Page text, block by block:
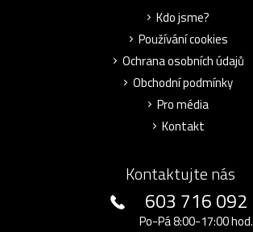
Kdo jsme?
Používání cookies
Ochrana osobních údajů
Obchodní podmínky
Pro média
Kontakt
Kontaktujte nás
603 716 092
Po-Pá 8:00-17:00 hod.